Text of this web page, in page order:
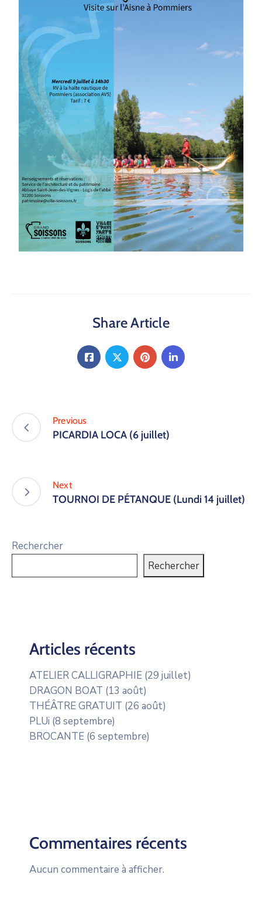
Share Article
Previous
PICARDIA LOCA (6 juillet)
Next
TOURNOI DE PÉTANQUE (Lundi 14 juillet)
Rechercher
Rechercher
Articles récents
ATELIER CALLIGRAPHIE (29 juillet)
DRAGON BOAT (13 août)
THÉÂTRE GRATUIT (26 août)
PLUi (8 septembre)
BROCANTE (6 septembre)
Commentaires récents
Aucun commentaire à afficher.